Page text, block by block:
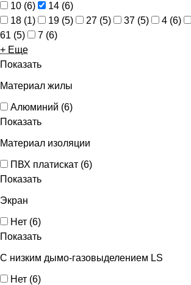
10 (6) 14 (6)
18 (1) 19 (5) 27 (5) 37 (5) 4 (6)
61 (5) 7 (6)
+ Еще
Показать
Материал жилы
Алюминий (6)
Показать
Материал изоляции
ПВХ платискат (6)
Показать
Экран
Нет (6)
Показать
С низким дымо-газовыделением LS
Нет (6)